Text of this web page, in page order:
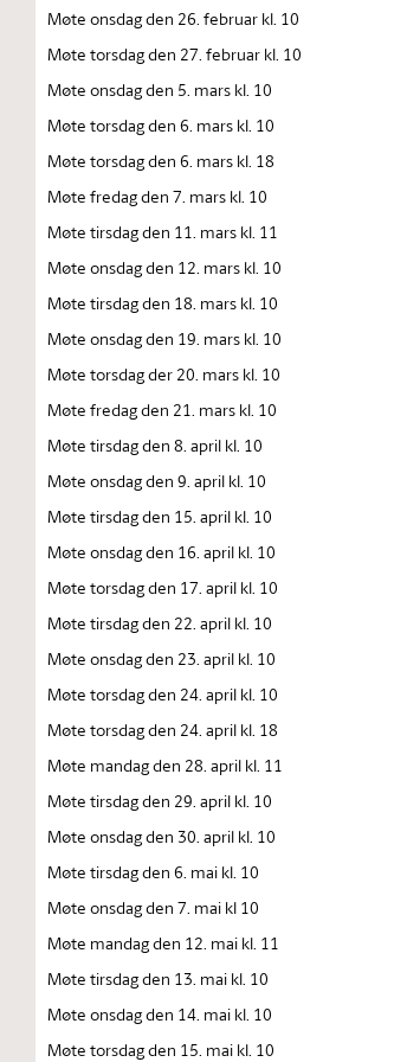
Møte onsdag den 26. februar kl. 10
Møte torsdag den 27. februar kl. 10
Møte onsdag den 5. mars kl. 10
Møte torsdag den 6. mars kl. 10
Møte torsdag den 6. mars kl. 18
Møte fredag den 7. mars kl. 10
Møte tirsdag den 11. mars kl. 11
Møte onsdag den 12. mars kl. 10
Møte tirsdag den 18. mars kl. 10
Møte onsdag den 19. mars kl. 10
Møte torsdag der 20. mars kl. 10
Møte fredag den 21. mars kl. 10
Møte tirsdag den 8. april kl. 10
Møte onsdag den 9. april kl. 10
Møte tirsdag den 15. april kl. 10
Møte onsdag den 16. april kl. 10
Møte torsdag den 17. april kl. 10
Møte tirsdag den 22. april kl. 10
Møte onsdag den 23. april kl. 10
Møte torsdag den 24. april kl. 10
Møte torsdag den 24. april kl. 18
Møte mandag den 28. april kl. 11
Møte tirsdag den 29. april kl. 10
Møte onsdag den 30. april kl. 10
Møte tirsdag den 6. mai kl. 10
Møte onsdag den 7. mai kl 10
Møte mandag den 12. mai kl. 11
Møte tirsdag den 13. mai kl. 10
Møte onsdag den 14. mai kl. 10
Møte torsdag den 15. mai kl. 10